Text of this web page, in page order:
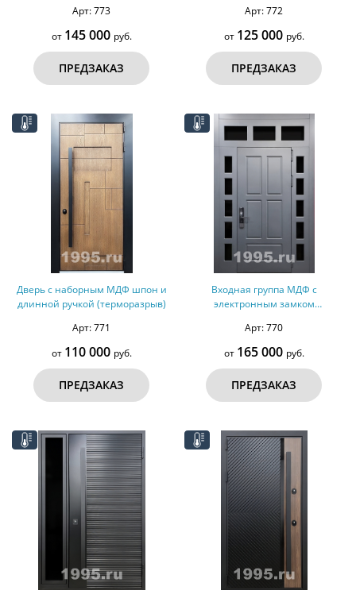
Арт: 773
от 145 000 руб.
ПРЕДЗАКАЗ
Арт: 772
от 125 000 руб.
ПРЕДЗАКАЗ
Дверь с наборным МДФ шпон и
длинной ручкой (терморазрыв)
Арт: 771
от 110 000 руб.
ПРЕДЗАКАЗ
Входная группа МДФ с
электронным замком
Арт: 770
от 165 000 руб.
ПРЕДЗАКАЗ